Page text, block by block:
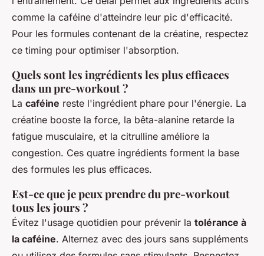
comme la caféine d'atteindre leur pic d'efficacité.
Pour les formules contenant de la créatine, respectez
ce timing pour optimiser l'absorption.
Quels sont les ingrédients les plus efficaces
dans un pre-workout ?
La caféine reste l'ingrédient phare pour l'énergie. La
créatine booste la force, la bêta-alanine retarde la
fatigue musculaire, et la citrulline améliore la
congestion. Ces quatre ingrédients forment la base
des formules les plus efficaces.
Est-ce que je peux prendre du pre-workout
tous les jours ?
Évitez l'usage quotidien pour prévenir la tolérance à
la caféine. Alternez avec des jours sans suppléments